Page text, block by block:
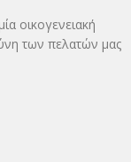
οικογενειακή
των πελατών μας